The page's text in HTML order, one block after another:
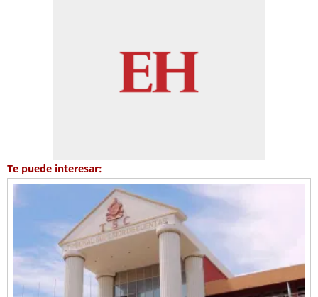
Te puede interesar: